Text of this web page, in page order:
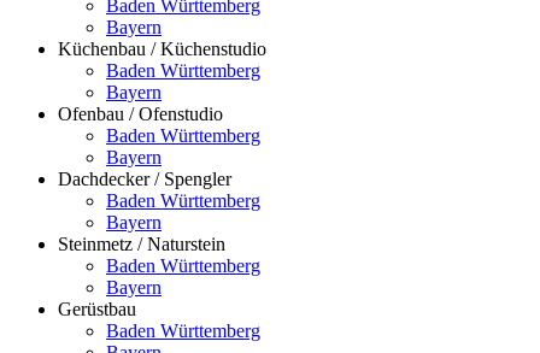
Baden Württemberg
Bayern
Küchenbau / Küchenstudio
Baden Württemberg
Bayern
Ofenbau / Ofenstudio
Baden Württemberg
Bayern
Dachdecker / Spengler
Baden Württemberg
Bayern
Steinmetz / Naturstein
Baden Württemberg
Bayern
Gerüstbau
Baden Württemberg